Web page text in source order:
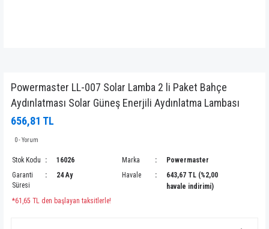
Powermaster LL-007 Solar Lamba 2 li Paket Bahçe
Aydınlatması Solar Güneş Enerjili Aydınlatma Lambası
656,81 TL
0 - Yorum
Stok Kodu 16026 Marka
Powermaster
Garanti
Süresi
24 Ay Havale
643,67 TL (%2,00
havale indirimi)
*61,65 TL den başlayan taksitlerle!